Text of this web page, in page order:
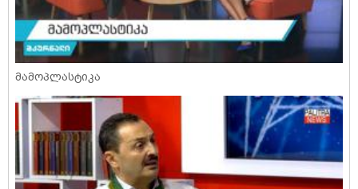
მამოპლასტიკა